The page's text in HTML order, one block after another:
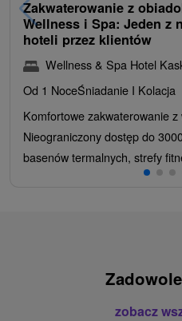
Zakwaterowanie z
Wellness i Spa: Jeden z
hoteli przez klientów
Wellness & Spa Hotel
Od 1 NoceŚniadanie I Kolacja
Komfortowe zakwaterowanie
Nieograniczony dostęp do
basenów termalnych, strefy
zobacz